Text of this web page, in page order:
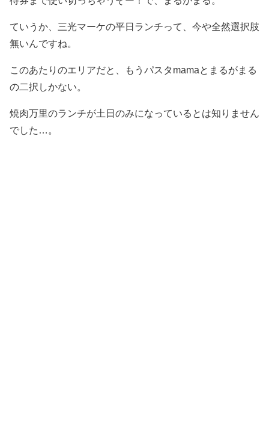
ていうか、三光マーケの平日ランチって、今や全然選択肢
無いんですね。
このあたりのエリアだと、もうパスタmamaとまるがまる
の二択しかない。
焼肉万里のランチが土日のみになっているとは知りません
でした…。